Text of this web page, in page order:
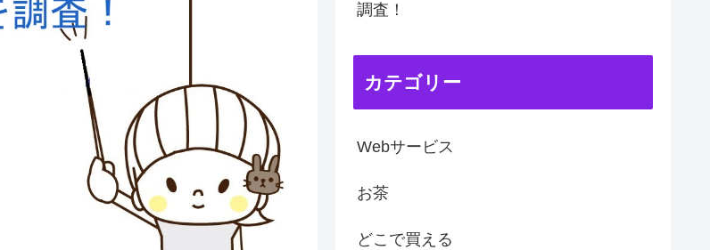
調査！
カテゴリー
Webサービス
お茶
どこで買える